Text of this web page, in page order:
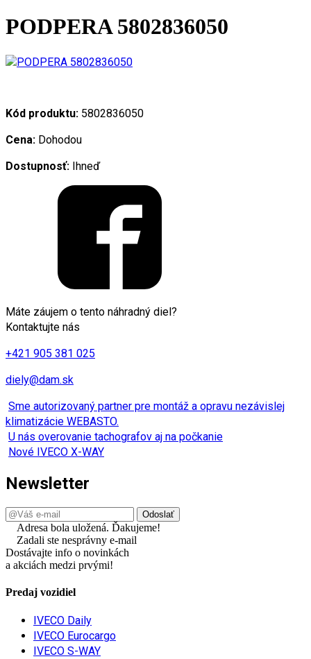
PODPERA 5802836050
Kód produktu: 5802836050
Cena: Dohodou
Dostupnosť: Ihneď
Máte záujem o tento náhradný diel?
Kontaktujte nás
+421 905 381 025
diely@dam.sk
Sme autorizovaný partner pre montáž a opravu nezávislej
klimatizácie WEBASTO.
U nás overovanie tachografov aj na počkanie
Nové IVECO X-WAY
Newsletter
Adresa bola uložená. Ďakujeme!
Zadali ste nesprávny e-mail
Dostávajte info o novinkách
a akciách medzi prvými!
Predaj vozidiel
IVECO Daily
IVECO Eurocargo
IVECO S-WAY